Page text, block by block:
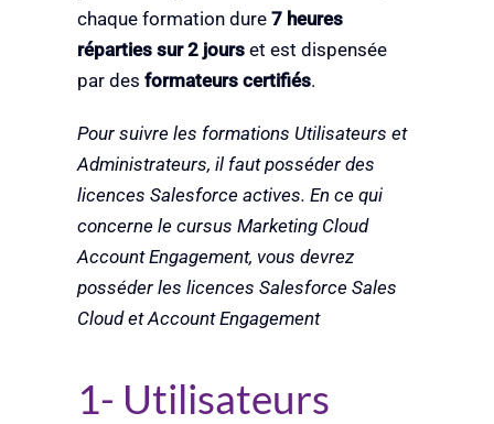
chaque formation dure 7 heures
réparties sur 2 jourset est dispensée
par des formateurs certifiés.
Pour suivre les formations Utilisateurs et
Administrateurs, il faut posséder des
licences Salesforce actives. En ce qui
concerne le cursus Marketing Cloud
Account Engagement, vous devrez
posséder les licences Salesforce Sales
Cloud et Account Engagement
1- Utilisateurs